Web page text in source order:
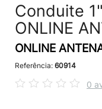
Conduite
ONLINE
ONLINE
Referência: 60914
0